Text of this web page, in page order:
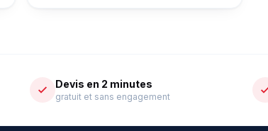
Devis en 2 minutes
gratuit et sans engagement